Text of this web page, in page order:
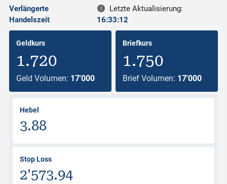
Verlängerte
Handelszeit
Letzte Aktualisierung:
16:33:12
Geldkurs
1.720
Geld Volumen: 17'000
Briefkurs
1.750
Brief Volumen: 17'000
Hebel
3.88
Stop Loss
2'573.94